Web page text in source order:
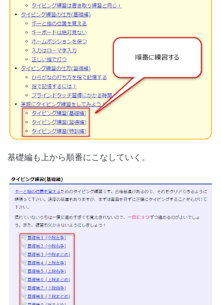
基礎編も上から順番にこなしていく。